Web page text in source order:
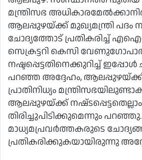
മന്ത്രിസഭ
ആലപ്പുഴയ്ക്ക് മുഖ്യമന്ത്രി പദം
ചോദ്യത്തോട് പ്രതികരിച്ച്
സെക്രട്ടറി കെസി
നഷ്ടപ്പെട്ടതിനെക്കുറിച്ച്
പറഞ്ഞ അദ്ദേഹം, ആലപ്പുഴയ്ക്ക്
പ്രാതിനിധ്യം
ആലപ്പുഴയ്ക്ക് നഷ്‌ടപ്പെട്ടതെല്ലാം
തിരിച്ചുപിടിക്കുമെന്നും പറഞ്ഞു.
മാധ്യമപ്രവർത്തകരുടെ
പ്രതികരിക്കുകയായിരുന്നു